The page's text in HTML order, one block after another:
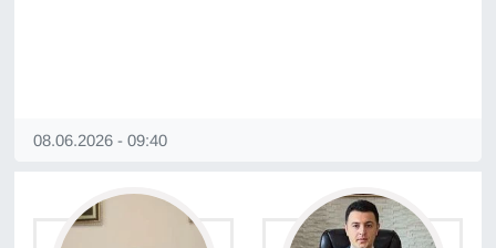
08.06.2026 - 09:40